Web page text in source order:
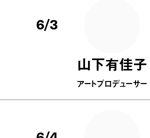
6/3
山下有佳子
アートプロデューサー